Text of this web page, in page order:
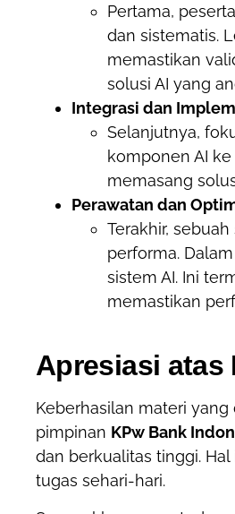
Pertama,
dan sistematis.
memastikan
solusi AI yang
Integrasi dan
Selanjutnya,
komponen AI
memasang
Perawatan dan
Terakhir,
performa.
sistem AI. Ini
memastikan
Apresiasi atas
Keberhasilan materi
pimpinan KPw Bank
dan berkualitas tinggi.
tugas sehari-hari.